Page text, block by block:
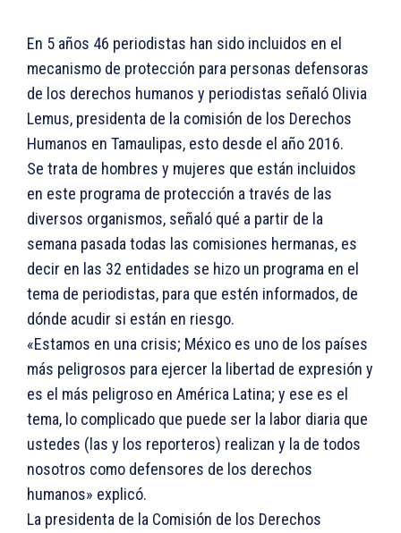
En 5 años 46 periodistas han sido incluidos en el
mecanismo de protección para personas defensoras
de los derechos humanos y periodistas señaló Olivia
Lemus, presidenta de la comisión de los Derechos
Humanos en Tamaulipas, esto desde el año 2016.
Se trata de hombres y mujeres que están incluidos
en este programa de protección a través de las
diversos organismos, señaló qué a partir de la
semana pasada todas las comisiones hermanas, es
decir en las 32 entidades se hizo un programa en el
tema de periodistas, para que estén informados, de
dónde acudir si están en riesgo.
«Estamos en una crisis; México es uno de los países
más peligrosos para ejercer la libertad de expresión y
es el más peligroso en América Latina; y ese es el
tema, lo complicado que puede ser la labor diaria que
ustedes (las y los reporteros) realizan y la de todos
nosotros como defensores de los derechos
humanos» explicó.
La presidenta de la Comisión de los Derechos